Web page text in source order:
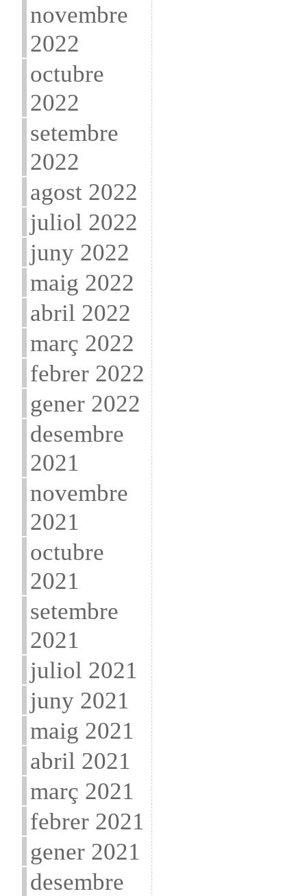
novembre
2022
octubre
2022
setembre
2022
agost 2022
juliol 2022
juny 2022
maig 2022
abril 2022
març 2022
febrer 2022
gener 2022
desembre
2021
novembre
2021
octubre
2021
setembre
2021
juliol 2021
juny 2021
maig 2021
abril 2021
març 2021
febrer 2021
gener 2021
desembre